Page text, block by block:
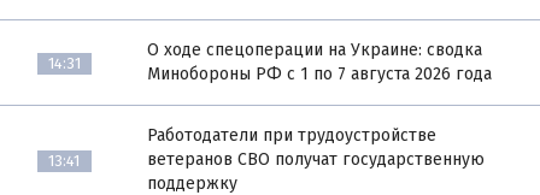
14:31
О ходе спецоперации на Украине: сводка
Минобороны РФ с 1 по 7 августа 2026 года
13:41
Работодатели при трудоустройстве
ветеранов СВО получат государственную
поддержку